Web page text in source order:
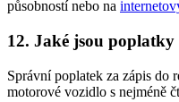
působností nebo na
12. Jaké jsou
Správní poplatek za zápis do
motorové vozidlo s nejméně